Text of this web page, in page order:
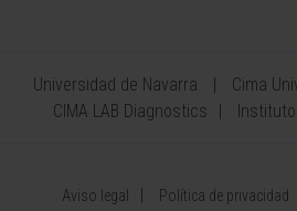
Universidad de Navarra
Cima
CIMA LAB Diagnostics
Aviso legal Política de privacidad